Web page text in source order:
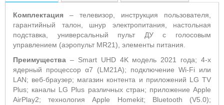
Комплектация – телевизор, инструкция пользователя,
гарантийный талон, шнур электропитания, настольная
подставка, универсальный пульт ДУ с голосовым
управлением (аэропульт MR21), элементы питания.
Преимущества – Smart UHD 4K модель 2021 года; 4-х
ядерный процессор α7 (LM21A); подключение Wi-Fi или
LAN; веб-браузер; магазин контента и приложений LG TV
Plus; каналы LG Plus различных стран; приложение Apple
AirPlay2; технология Apple Homekit; Bluetooth (V5.0);